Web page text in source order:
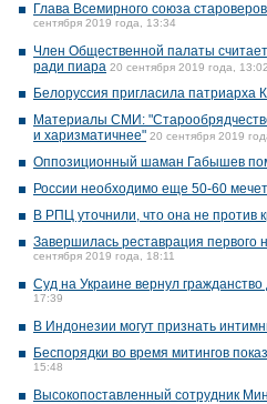
Глава Всемирного союза
сентября 2019 года, 13:34
Член Общественной палаты
ради пиара 20 сентября 2019 года, 13:02
Белоруссия пригласила патриарха
Материалы СМИ:
и харизматичнее" 20 сентября 2019
Оппозиционный шаман Габышев
России необходимо еще 50-60
В РПЦ уточнили, что она не
Завершилась реставрация первого
сентября 2019 года, 18:11
Суд на Украине вернул
17:39
В Индонезии могут признать
Беспорядки во время митингов
15:48
Высокопоставленный сотрудник